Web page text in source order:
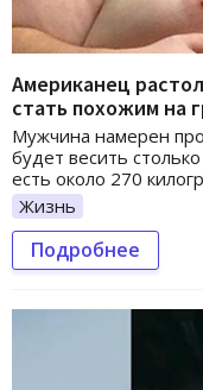
Американец
стать похожим на
Мужчина намерен
будет весить
есть около 270
Жизнь
Подробнее